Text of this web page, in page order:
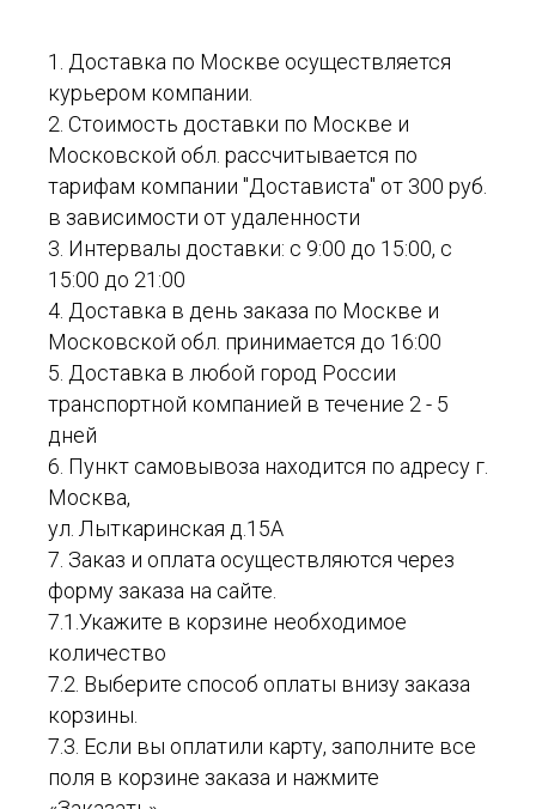
1. Доставка по Москве осуществляется
курьером компании.
2. Стоимость доставки по Москве и
Московской обл. рассчитывается по
тарифам компании "Достависта" от 300 руб.
в зависимости от удаленности
3. Интервалы доставки: с 9:00 до 15:00, с
15:00 до 21:00
4. Доставка в день заказа по Москве и
Московской обл. принимается до 16:00
5. Доставка в любой город России
транспортной компанией в течение 2 - 5
дней
6. Пункт самовывоза находится по адресу г.
Москва,
ул. Лыткаринская д.15А
7. Заказ и оплата осуществляются через
форму заказа на сайте.
7.1.Укажите в корзине необходимое
количество
7.2. Выберите способ оплаты внизу заказа
корзины.
7.3. Если вы оплатили карту, заполните все
поля в корзине заказа и нажмите